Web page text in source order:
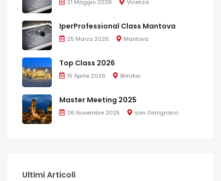
21 Maggio 2026 Vicenza
IperProfessional Class Mantova
25 Marzo 2026 Mantova
Top Class 2026
15 Aprile 2026 Brindisi
Master Meeting 2025
26 Novembre 2025 san Gimignano
Ultimi Articoli